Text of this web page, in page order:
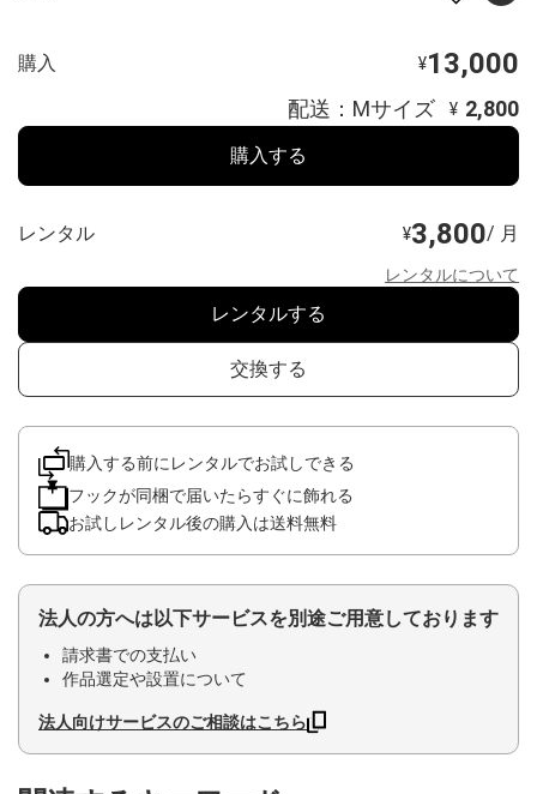
購入 ¥13,000
配送：Mサイズ ¥ 2,800
購入する
レンタル ¥3,800/ 月
レンタルについて
レンタルする
交換する
購入する前にレンタルでお試しできる
フックが同梱で届いたらすぐに飾れる
お試しレンタル後の購入は送料無料
法人の方へは以下サービスを別途ご用意しております
請求書での支払い
作品選定や設置について
法人向けサービスのご相談はこちら